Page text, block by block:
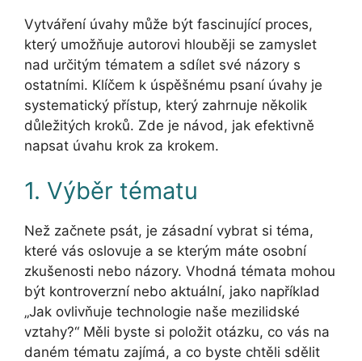
Vytváření úvahy může být fascinující proces,
který umožňuje autorovi hlouběji se zamyslet
nad určitým tématem a sdílet své názory s
ostatními. Klíčem k úspěšnému psaní úvahy je
systematický přístup, který zahrnuje několik
důležitých kroků. Zde je návod, jak efektivně
napsat úvahu krok za krokem.
1. Výběr tématu
Než začnete psát, je zásadní vybrat si téma,
které vás oslovuje a se kterým máte osobní
zkušenosti nebo názory. Vhodná témata mohou
být kontroverzní nebo aktuální, jako například
„Jak ovlivňuje technologie naše mezilidské
vztahy?“ Měli byste si položit otázku, co vás na
daném tématu zajímá, a co byste chtěli sdělit